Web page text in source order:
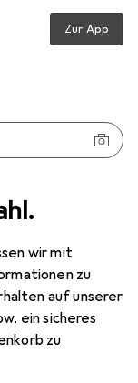
wir mit
zu
auf unserer
ein sicheres
zu
Zur App
1mx1mx3mm,Class 0